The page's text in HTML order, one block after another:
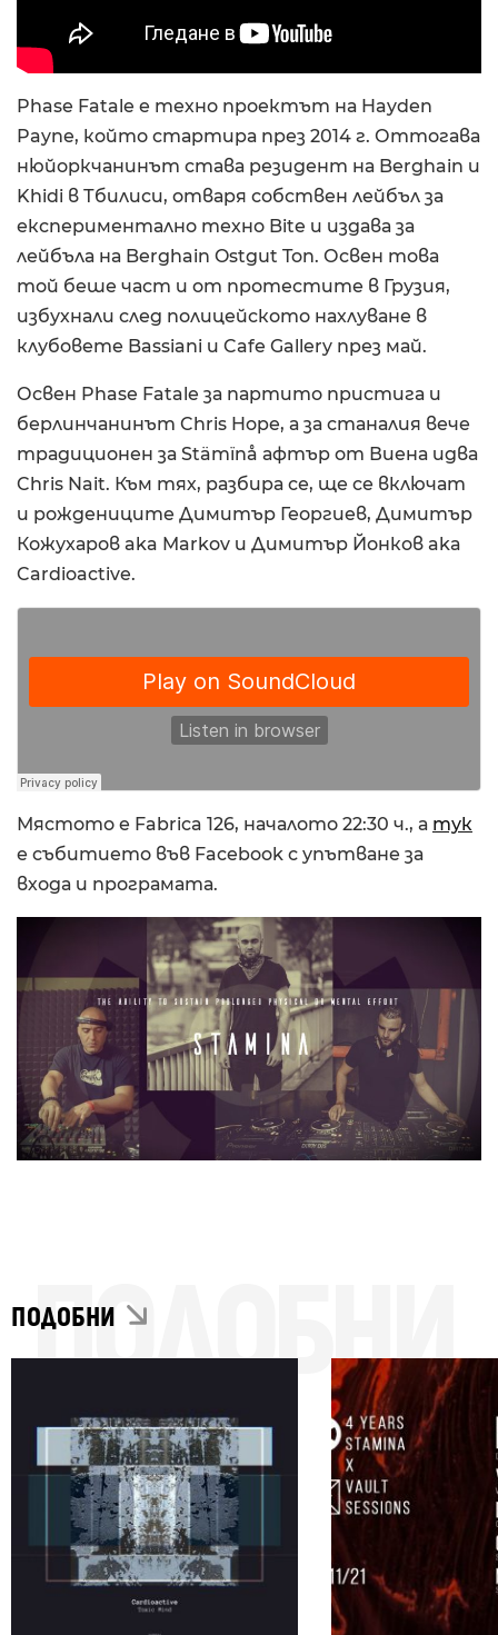
Phase Fatale е техно проектът на Hayden
Payne, който стартира през 2014 г. Оттогава
нюйоркчанинът става резидент на Berghain и
Khidi в Тбилиси, отваря собствен лейбъл за
експериментално техно Bite и издава за
лейбъла на Berghain Ostgut Ton. Освен това
той беше част и от протестите в Грузия,
избухнали след полицейското нахлуване в
клубовете Bassiani и Cafe Gallery през май.
Освен Phase Fatale за партито пристига и
берлинчанинът Chris Hope, а за станалия вече
традиционен за Stämïnå афтър от Виена идва
Chris Nait. Към тях, разбира се, ще се включат
и рождениците Димитър Георгиев, Димитър
Кожухаров aka Markov и Димитър Йонков aka
Cardioactive.
Мястото е Fabrica 126, началото 22:30 ч., а тук
е събитието във Facebook с упътване за
входа и програмата.
ПОДОБНИ
ПОДОБНИ